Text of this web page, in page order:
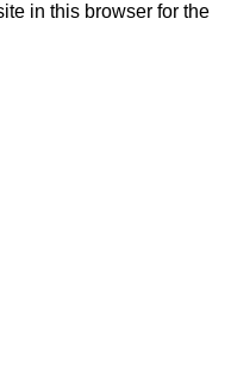
in this browser for the